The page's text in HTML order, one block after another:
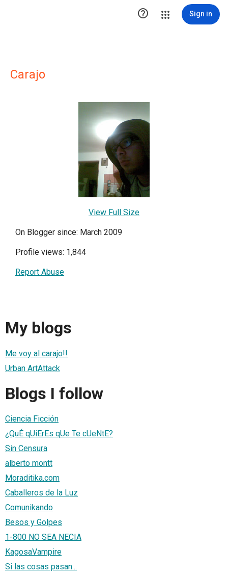
 Sign in
Carajo
View Full Size
On Blogger since: March 2009
Profile views: 1,844
Report Abuse
My blogs
Me voy al carajo!!
Urban ArtAttack
Blogs I follow
Ciencia Ficción
¿QuÉ qUiErEs qUe Te cUeNtE?
Sin Censura
alberto montt
Moraditika.com
Caballeros de la Luz
Comunikando
Besos y Golpes
1-800 NO SEA NECIA
KagosaVampire
Si las cosas pasan...